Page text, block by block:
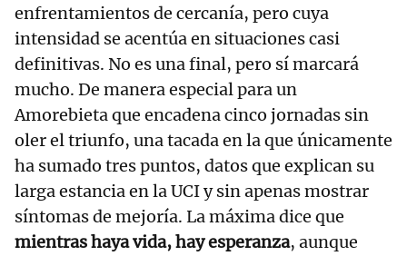
enfrentamientos de cercanía, pero cuya
intensidad se acentúa en situaciones casi
definitivas. No es una final, pero sí marcará
mucho. De manera especial para un
Amorebieta que encadena cinco jornadas sin
oler el triunfo, una tacada en la que únicamente
ha sumado tres puntos, datos que explican su
larga estancia en la UCI y sin apenas mostrar
síntomas de mejoría. La máxima dice que
mientras haya vida, hay esperanza, aunque